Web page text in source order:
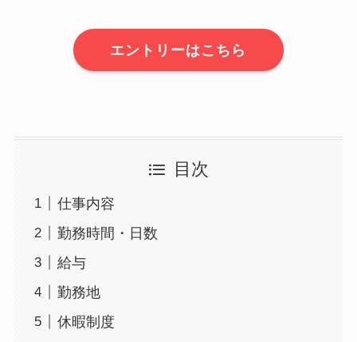
エントリーはこちら
目次
仕事内容
勤務時間・日数
給与
勤務地
休暇制度